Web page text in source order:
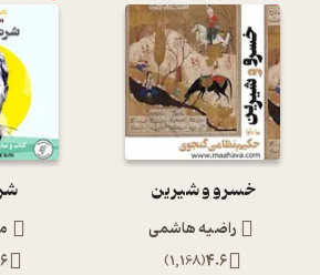
خسرو و شیرین
راضیه هاشمی
4.6
(
1,168
)